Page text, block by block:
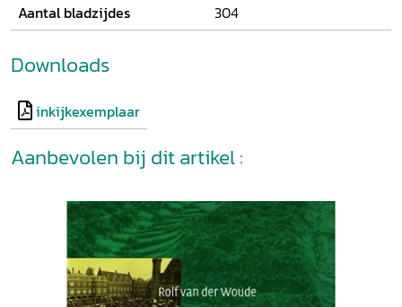
Aantal bladzijdes
304
Downloads
inkijkexemplaar
Aanbevolen bij dit artikel :